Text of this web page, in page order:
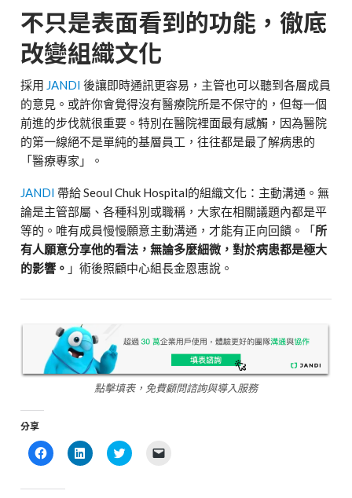
不只是表面看到的功能，徹底
改變組織文化
採用 JANDI 後讓即時通訊更容易，主管也可以聽到各層成員
的意見。或許你會覺得沒有醫療院所是不保守的，但每一個
前進的步伐就很重要。特別在醫院裡面最有感觸，因為醫院
的第一線絕不是單純的基層員工，往往都是最了解病患的
「醫療專家」。
JANDI 帶給 Seoul Chuk Hospital的組織文化：主動溝通。無
論是主管部屬、各種科別或職稱，大家在相關議題內都是平
等的。唯有成員慢慢願意主動溝通，才能有正向回饋。「所
有人願意分享他的看法，無論多麼細微，對於病患都是極大
的影響。 」術後照顧中心組長金恩惠說。
點擊填表，免費顧問諮詢與導入服務
分享
Click
to
Facebook
Click
to
Click
to